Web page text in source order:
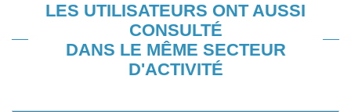
LES UTILISATEURS ONT AUSSI
CONSULTÉ
DANS LE MÊME SECTEUR
D'ACTIVITÉ